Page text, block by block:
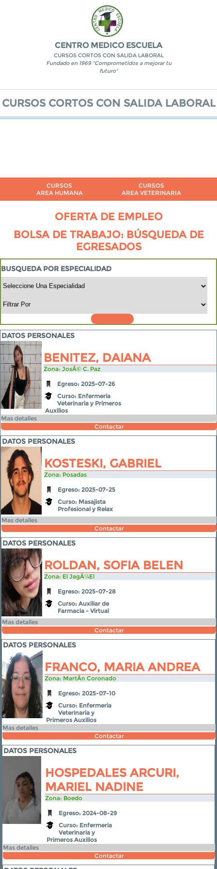
CENTRO MEDICO ESCUELA
CURSOS CORTOS CON SALIDA LABORAL
Fundado en 1969 "Comprometidos a mejorar tu
futuro"
CURSOS CORTOS CON SALIDA LABORAL
CURSOS
AREA HUMANA
CURSOS
AREA VETERINARIA
OFERTA DE EMPLEO
BOLSA DE TRABAJO: BÚSQUEDA DE
EGRESADOS
BUSQUEDA POR ESPECIALIDAD
DATOS PERSONALES
BENITEZ, DAIANA
Zona: JosÃ© C. Paz
Egreso: 2025-07-26
Curso: Enfermeria
Veterinaria y Primeros
Auxilios
Mas detalles
Contactar
DATOS PERSONALES
KOSTESKI, GABRIEL
Zona: Posadas
Egreso: 2025-07-25
Curso: Masajista
Profesional y Relax
Mas detalles
Contactar
DATOS PERSONALES
ROLDAN, SOFIA BELEN
Zona: El JagÃ¼el
Egreso: 2025-07-28
Curso: Auxiliar de
Farmacia - Virtual
Mas detalles
Contactar
DATOS PERSONALES
FRANCO, MARIA ANDREA
Zona: MartÃ­n Coronado
Egreso: 2025-07-10
Curso: Enfermeria
Veterinaria y
Primeros Auxilios
Mas detalles
Contactar
DATOS PERSONALES
HOSPEDALES ARCURI,
MARIEL NADINE
Zona: Boedo
Egreso: 2024-08-29
Curso: Enfermeria
Veterinaria y
Primeros Auxilios
Mas detalles
Contactar